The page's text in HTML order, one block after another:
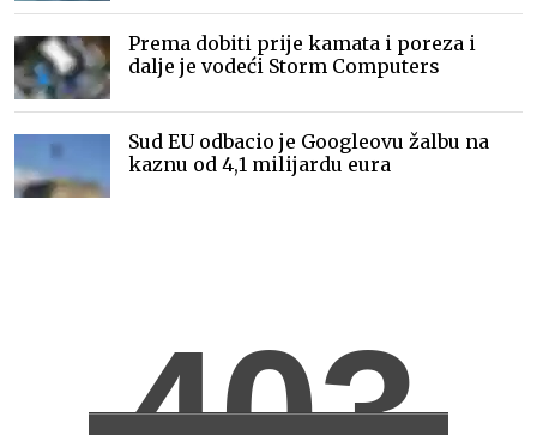
Prema dobiti prije kamata i poreza i
dalje je vodeći Storm Computers
Sud EU odbacio je Googleovu žalbu na
kaznu od 4,1 milijardu eura